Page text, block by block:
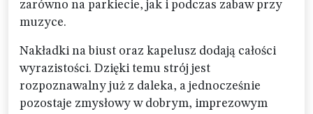
zarówno na parkiecie, jak i podczas zabaw przy
muzyce.
Nakładki na biust oraz kapelusz dodają całości
wyrazistości. Dzięki temu strój jest
rozpoznawalny już z daleka, a jednocześnie
pozostaje zmysłowy w dobrym, imprezowym